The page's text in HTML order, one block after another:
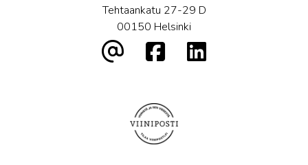
Tehtaankatu 27-29 D
00150 Helsinki